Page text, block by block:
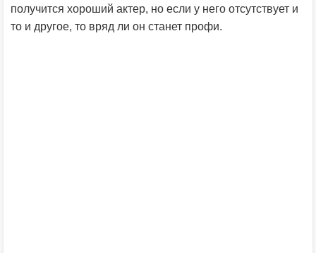
получится хороший актер, но если у него отсутствует и
то и другое, то вряд ли он станет профи.